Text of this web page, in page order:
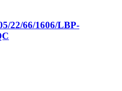
22/66/1606/LBP-